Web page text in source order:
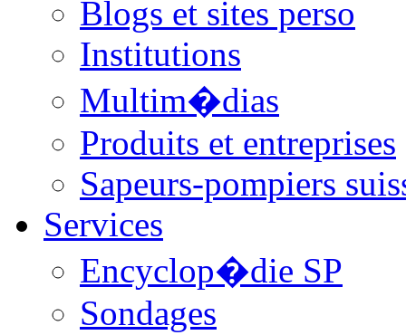
Blogs et sites perso
Institutions
Multim�dias
Produits et entreprises
Sapeurs-pompiers
Services
Encyclop�die SP
Sondages